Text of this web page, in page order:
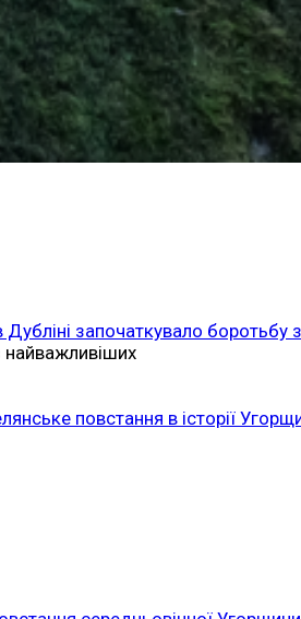
започаткувало боротьбу
найважливіших
повстання в історії